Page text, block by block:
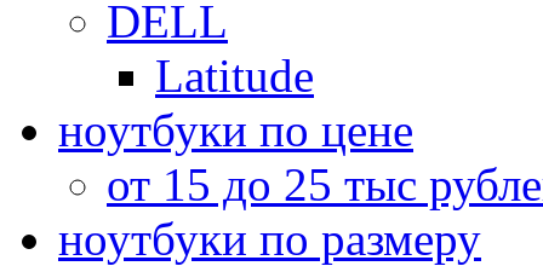
DELL
Latitude
ноутбуки по цене
от 15 до 25 тыс
ноутбуки по размеру